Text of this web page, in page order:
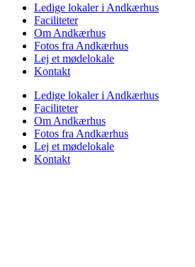
Ledige lokaler i Andkærhus
Faciliteter
Om Andkærhus
Fotos fra Andkærhus
Lej et mødelokale
Kontakt
Ledige lokaler i Andkærhus
Faciliteter
Om Andkærhus
Fotos fra Andkærhus
Lej et mødelokale
Kontakt